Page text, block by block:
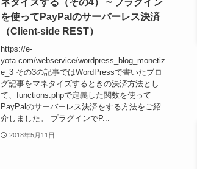
ネタイズする（その4） ~ プラグイン
を使ってPayPalのサーバーレス決済
（Client-side REST）
https://e-
yota.com/webservice/wordpress_blog_monetiz
e_3 その3の記事ではWordPressで書いたブロ
グ記事をマネタイズするときの決済方法とし
て、functions.phpで定義した関数を使って
PayPalのサーバーレス決済をする方法をご紹
介しました。 プラグインでP...
2018年5月11日